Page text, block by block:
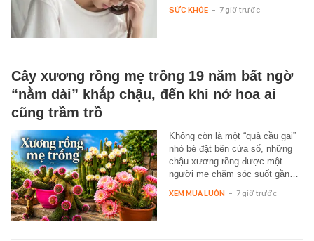
SỨC KHỎE - 7 giờ trước
Cây xương rồng mẹ trồng 19 năm bất ngờ
“nằm dài” khắp chậu, đến khi nở hoa ai
cũng trầm trồ
Không còn là một “quả cầu gai”
nhỏ bé đặt bên cửa sổ, những
chậu xương rồng được một
người mẹ chăm sóc suốt gần…
XEM MUA LUÔN - 7 giờ trước